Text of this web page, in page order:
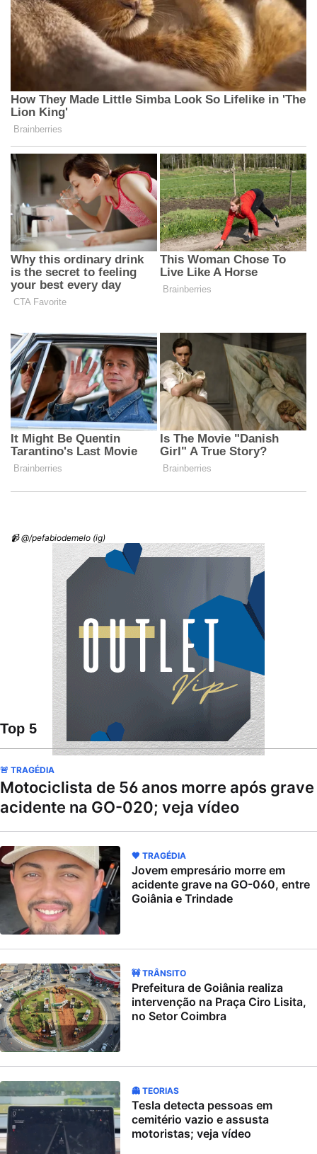
📹 @/pefabiodemelo (ig)
Top 5
🚨 TRAGÉDIA
Motociclista de 56 anos morre após grave
acidente na GO-020; veja vídeo
🖤 TRAGÉDIA
Jovem empresário morre em
acidente grave na GO-060, entre
Goiânia e Trindade
🚧 TRÂNSITO
Prefeitura de Goiânia realiza
intervenção na Praça Ciro Lisita,
no Setor Coimbra
👻 TEORIAS
Tesla detecta pessoas em
cemitério vazio e assusta
motoristas; veja vídeo